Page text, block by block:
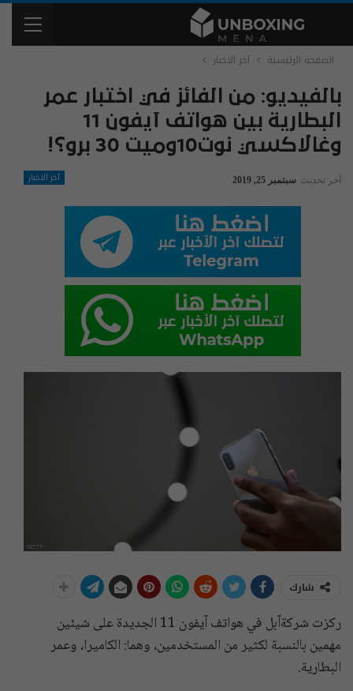
الصفحة الرئيسية آخر الاخبار
بالفيديو: من الفائز في اختبار عمر
البطارية بين هواتف آيفون 11
وغالاكسي نوت10وميت 30 برو؟!
آخر الاخبار آخر تحديث سبتمبر 25, 2019
شارك
ركزت شركةآبل في هواتف آيفون 11 الجديدة على شيئين
مهمين بالنسبة لكثير من المستخدمين، وهما: الكاميرا، وعمر
البطارية.